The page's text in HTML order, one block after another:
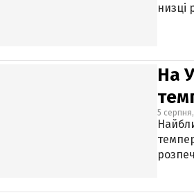
низці
На
5 серпня,